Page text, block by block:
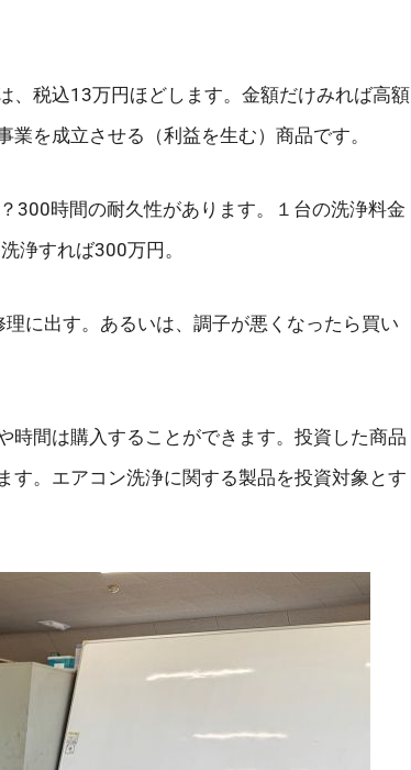
、税込13万円ほどします。金額だけみれば高額
を成立させる（利益を生む）商品です。
300時間の耐久性があります。１台の洗浄料金
浄すれば300万円。
に出す。あるいは、調子が悪くなったら買い
時間は購入することができます。投資した商品
す。エアコン洗浄に関する製品を投資対象とす